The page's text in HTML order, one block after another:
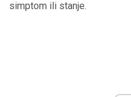
simptom ili stanje.